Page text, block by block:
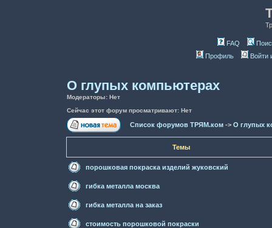
FAQ
Профиль
Войти
О глупых компьютерах
Модераторы: Нет
Сейчас этот форум просматривают: Нет
Список форумов ТРЯМ.ком -> О глупых
Темы
порошковая покраска изделий жуковский
гибка металла москва
гибка металла на заказ
стоимость порошковой покраски